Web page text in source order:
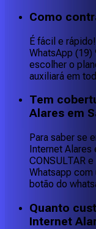
Como
É fácil e
WhatsApp
escolher o
auxiliará em
Tem
Alares em
Para saber se
Internet Alares
CONSULTAR
Whatsapp
botão do
Quanto
Internet